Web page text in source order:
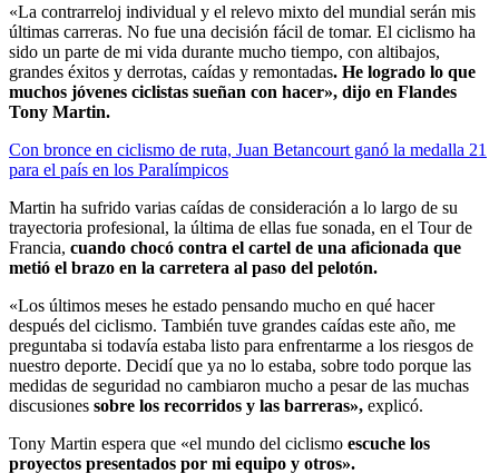
«La contrarreloj individual y el relevo mixto del mundial serán mis
últimas carreras. No fue una decisión fácil de tomar. El ciclismo ha
sido un parte de mi vida durante mucho tiempo, con altibajos,
grandes éxitos y derrotas, caídas y remontadas. He logrado lo que
muchos jóvenes ciclistas sueñan con hacer», dijo en Flandes
Tony Martin.
Con bronce en ciclismo de ruta, Juan Betancourt ganó la medalla 21
para el país en los Paralímpicos
Martin ha sufrido varias caídas de consideración a lo largo de su
trayectoria profesional, la última de ellas fue sonada, en el Tour de
Francia, cuando chocó contra el cartel de una aficionada que
metió el brazo en la carretera al paso del pelotón.
«Los últimos meses he estado pensando mucho en qué hacer
después del ciclismo. También tuve grandes caídas este año, me
preguntaba si todavía estaba listo para enfrentarme a los riesgos de
nuestro deporte. Decidí que ya no lo estaba, sobre todo porque las
medidas de seguridad no cambiaron mucho a pesar de las muchas
discusiones sobre los recorridos y las barreras», explicó.
Tony Martin espera que «el mundo del ciclismo escuche los
proyectos presentados por mi equipo y otros».